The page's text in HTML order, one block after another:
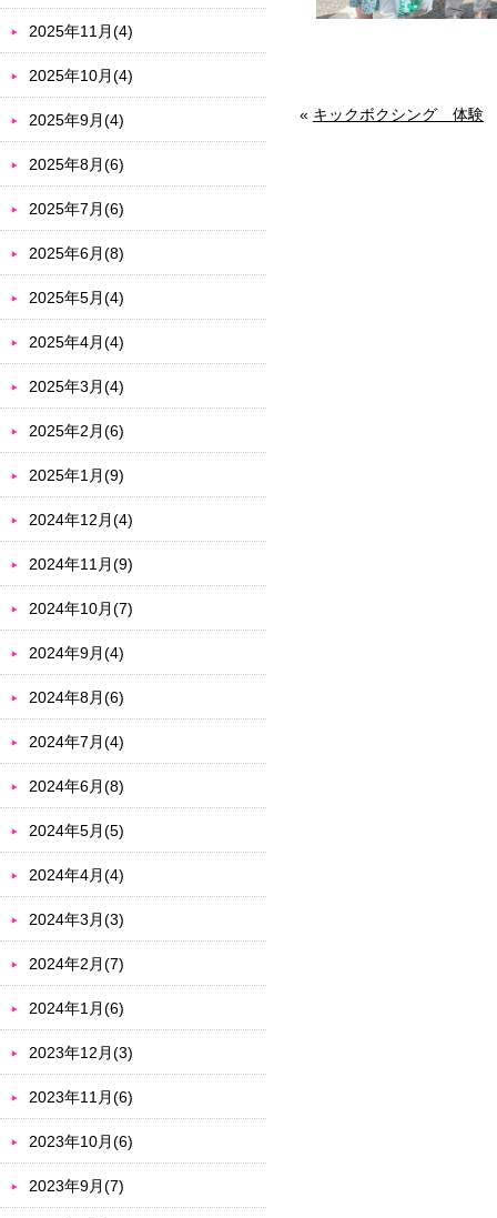
« キックボクシング 体験
2025年11月(4)
2025年10月(4)
2025年9月(4)
2025年8月(6)
2025年7月(6)
2025年6月(8)
2025年5月(4)
2025年4月(4)
2025年3月(4)
2025年2月(6)
2025年1月(9)
2024年12月(4)
2024年11月(9)
2024年10月(7)
2024年9月(4)
2024年8月(6)
2024年7月(4)
2024年6月(8)
2024年5月(5)
2024年4月(4)
2024年3月(3)
2024年2月(7)
2024年1月(6)
2023年12月(3)
2023年11月(6)
2023年10月(6)
2023年9月(7)